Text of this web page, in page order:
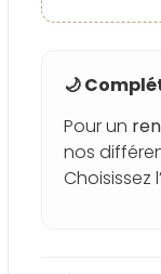
🌙
Pour un
nos
Choisissez